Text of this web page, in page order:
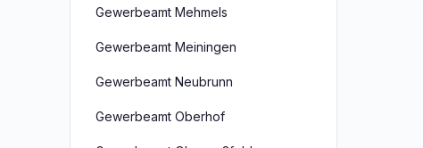
Gewerbeamt Mehmels
Gewerbeamt Meiningen
Gewerbeamt Neubrunn
Gewerbeamt Oberhof